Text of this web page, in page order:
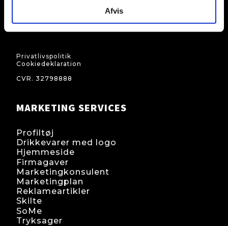
Afvis
Tlf. + 45 40 68 56 10
nb@brandadvisor.dk
Privatlivspolitik
Cookiedeklaration
CVR. 32798888
MARKETING SERVICES
Profiltøj
Drikkevarer med logo
Hjemmeside
Firmagaver
Marketingkonsulent
Marketingplan
Reklameartikler
Skilte
SoMe
Tryksager